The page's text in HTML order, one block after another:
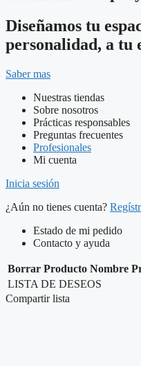
Diseñamos tu
personalidad, a tu
Saber mas
Nuestras tiendas
Sobre nosotros
Prácticas responsables
Preguntas frecuentes
Profesionales
Mi cuenta
Inicia sesión
¿Aún no tienes cuenta?
Estado de mi pedido
Contacto y ayuda
Borrar Producto Nombre
LISTA DE DESEOS
Compartir lista